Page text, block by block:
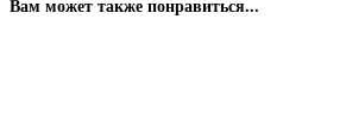
Вам может также понравиться...